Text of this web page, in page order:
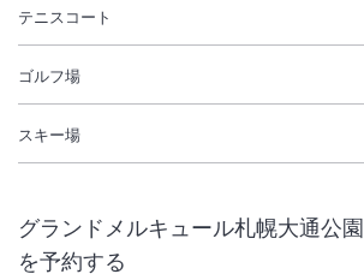
テニスコート
ゴルフ場
スキー場
グランドメルキュール札幌大通公園
を予約する